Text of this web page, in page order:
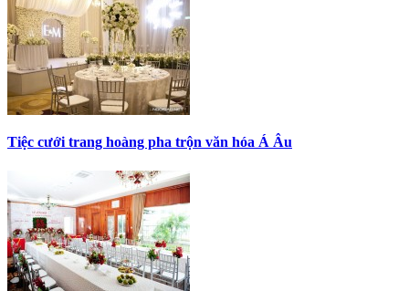
Tiệc cưới trang hoàng pha trộn văn hóa Á Âu